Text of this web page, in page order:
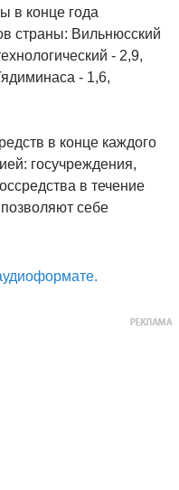
в конце года
страны: Вильнюсский
- 2,9,
- 1,6,
в конце каждого
госучреждения,
в течение
себе